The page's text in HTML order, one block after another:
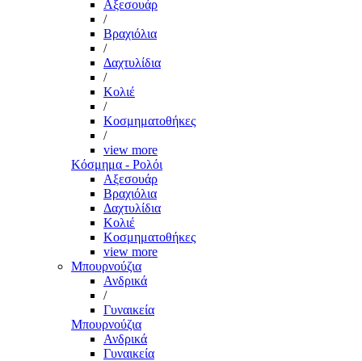
Αξεσουάρ
/
Βραχιόλια
/
Δαχτυλίδια
/
Κολιέ
/
Κοσμηματοθήκες
/
view more
Κόσμημα - Ρολόι
Αξεσουάρ
Βραχιόλια
Δαχτυλίδια
Κολιέ
Κοσμηματοθήκες
view more
Μπουρνούζια
Ανδρικά
/
Γυναικεία
Μπουρνούζια
Ανδρικά
Γυναικεία